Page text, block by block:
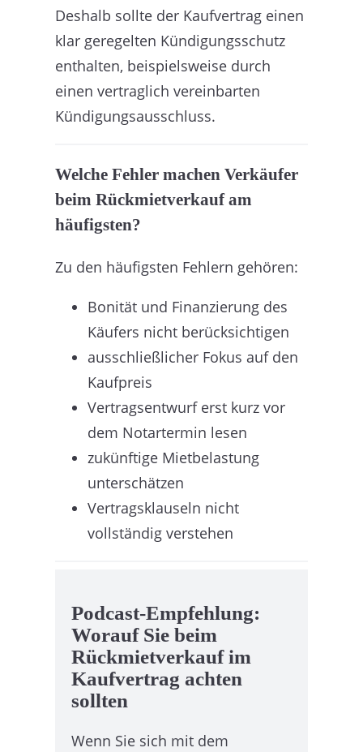
Deshalb sollte der Kaufvertrag einen
klar geregelten Kündigungsschutz
enthalten, beispielsweise durch
einen vertraglich vereinbarten
Kündigungsausschluss.
Welche Fehler machen Verkäufer
beim Rückmietverkauf am
häufigsten?
Zu den häufigsten Fehlern gehören:
Bonität und Finanzierung des
Käufers nicht berücksichtigen
ausschließlicher Fokus auf den
Kaufpreis
Vertragsentwurf erst kurz vor
dem Notartermin lesen
zukünftige Mietbelastung
unterschätzen
Vertragsklauseln nicht
vollständig verstehen
Podcast-Empfehlung:
Worauf Sie beim
Rückmietverkauf im
Kaufvertrag achten
sollten
Wenn Sie sich mit dem